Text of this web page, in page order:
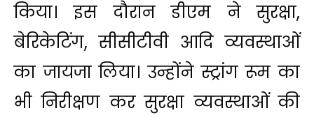
किया। इस दौरान डीएम ने सुरक्षा,
बेरिकेटिंग, सीसीटीवी आदि व्यवस्थाओं
का जायजा लिया। उन्होंने स्ट्रांग रूम का
भी निरीक्षण कर सुरक्षा व्यवस्थाओं की